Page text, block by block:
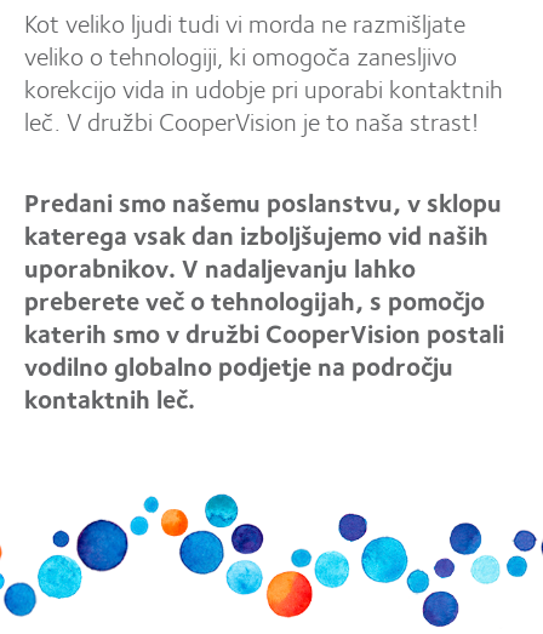
Kot veliko ljudi tudi vi morda ne razmišljate
veliko o tehnologiji, ki omogoča zanesljivo
korekcijo vida in udobje pri uporabi kontaktnih
leč. V družbi CooperVision je to naša strast!
Predani smo našemu poslanstvu, v sklopu
katerega vsak dan izboljšujemo vid naših
uporabnikov. V nadaljevanju lahko
preberete več o tehnologijah, s pomočjo
katerih smo v družbi CooperVision postali
vodilno globalno podjetje na področju
kontaktnih leč.